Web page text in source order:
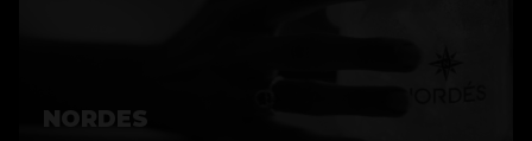
NORDES